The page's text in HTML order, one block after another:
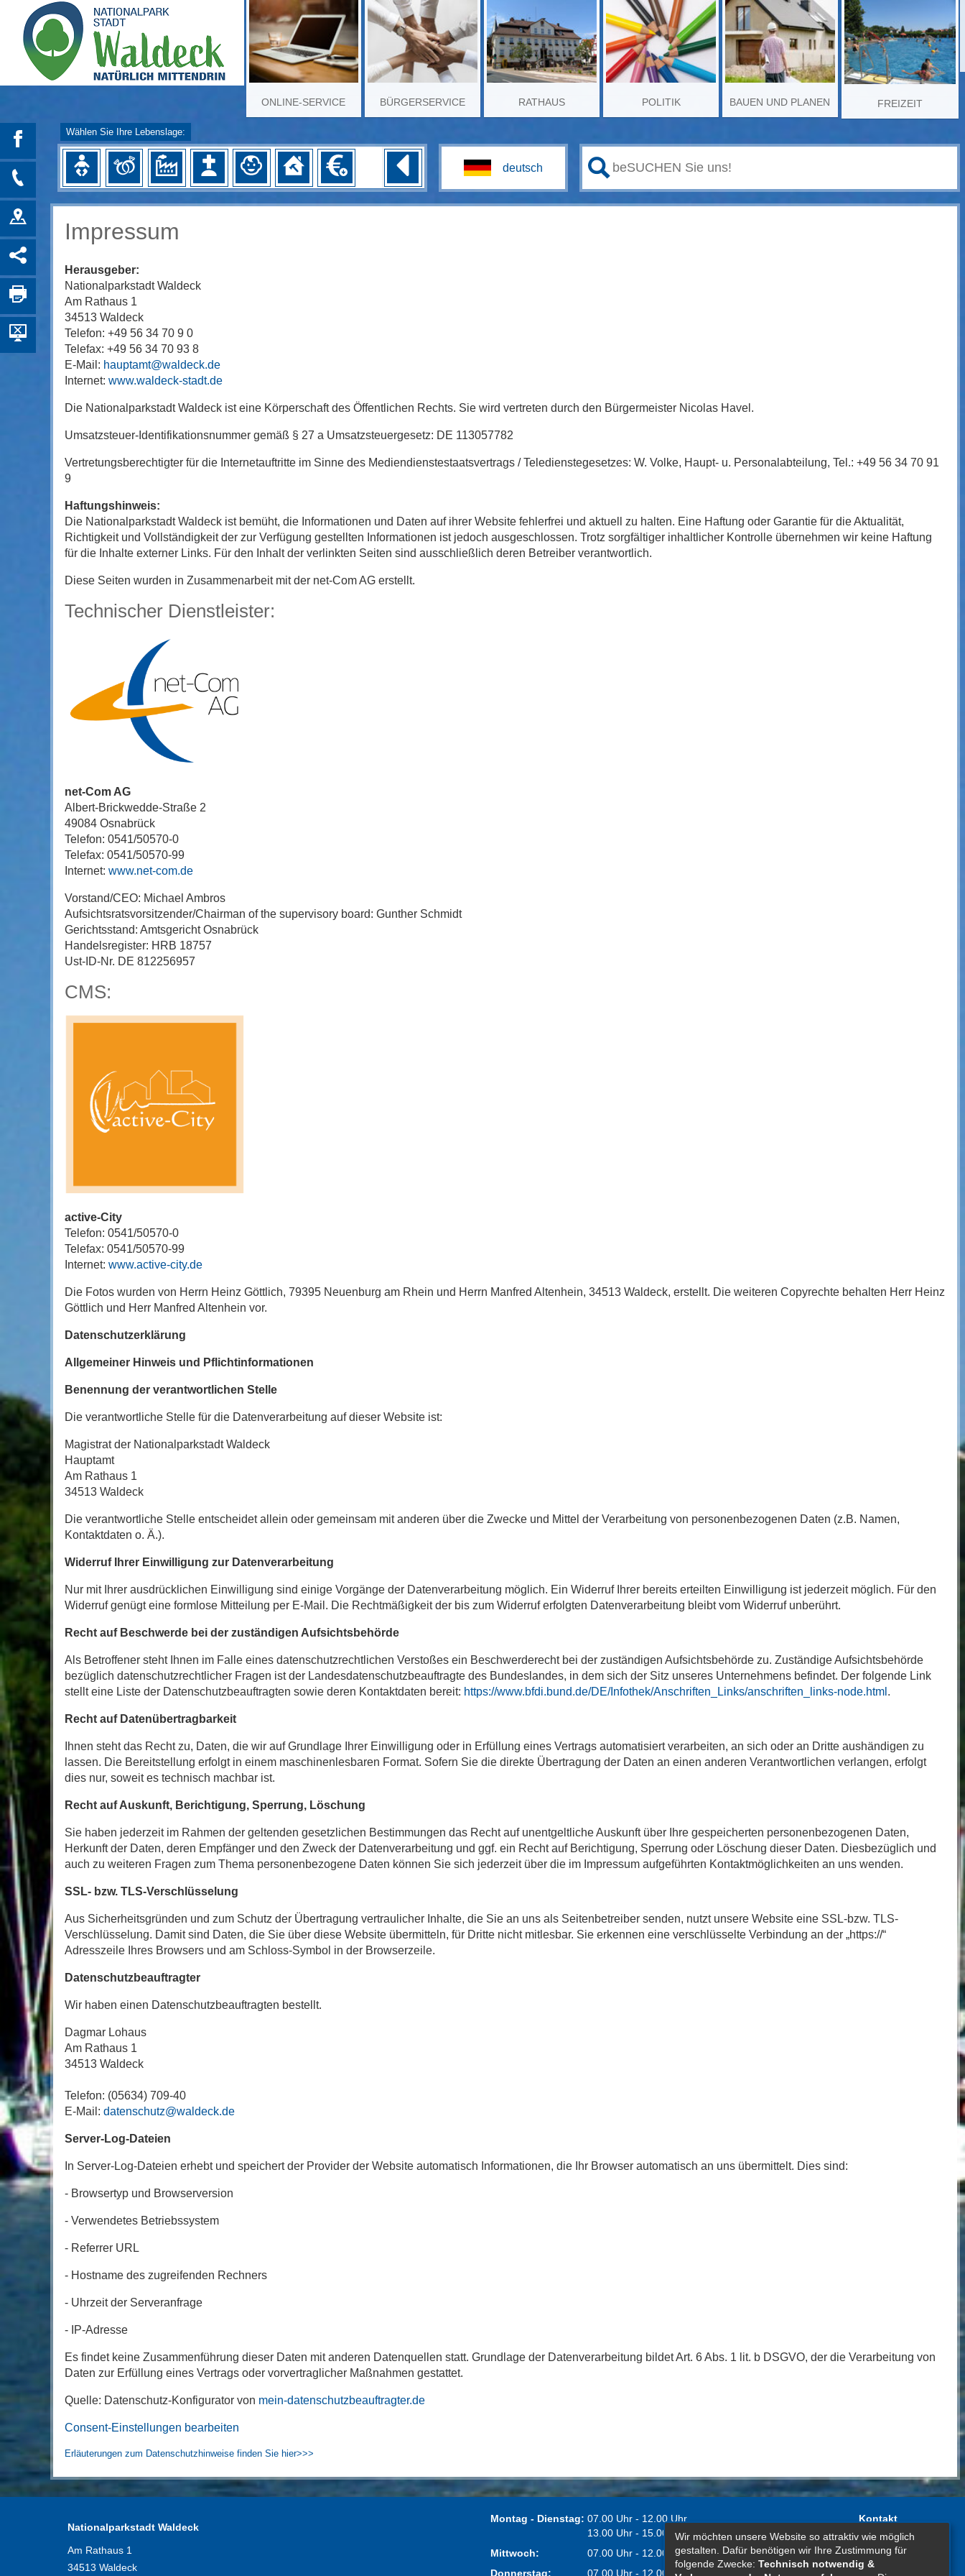
ONLINE-SERVICE BÜRGERSERVICE RATHAUS POLITIK BAUEN UND PLANEN FREIZEIT
Wählen Sie Ihre Lebenslage:
Impressum
Herausgeber:
Nationalparkstadt Waldeck
Am Rathaus 1
34513 Waldeck
Telefon: +49 56 34 70 9 0
Telefax: +49 56 34 70 93 8
E-Mail: hauptamt@waldeck.de
Internet: www.waldeck-stadt.de
Die Nationalparkstadt Waldeck ist eine Körperschaft des Öffentlichen Rechts. Sie wird vertreten durch den Bürgermeister Nicolas Havel.
Umsatzsteuer-Identifikationsnummer gemäß § 27 a Umsatzsteuergesetz: DE 113057782
Vertretungsberechtigter für die Internetauftritte im Sinne des Mediendienstestaatsvertrags / Teledienstegesetzes: W. Volke, Haupt- u. Personalabteilung, Tel.: +49 56 34 70 91
9
Haftungshinweis:
Die Nationalparkstadt Waldeck ist bemüht, die Informationen und Daten auf ihrer Website fehlerfrei und aktuell zu halten. Eine Haftung oder Garantie für die Aktualität,
Richtigkeit und Vollständigkeit der zur Verfügung gestellten Informationen ist jedoch ausgeschlossen. Trotz sorgfältiger inhaltlicher Kontrolle übernehmen wir keine Haftung
für die Inhalte externer Links. Für den Inhalt der verlinkten Seiten sind ausschließlich deren Betreiber verantwortlich.
Diese Seiten wurden in Zusammenarbeit mit der net-Com AG erstellt.
Technischer Dienstleister:
net-Com AG
Albert-Brickwedde-Straße 2
49084 Osnabrück
Telefon: 0541/50570-0
Telefax: 0541/50570-99
Internet: www.net-com.de
Vorstand/CEO: Michael Ambros
Aufsichtsratsvorsitzender/Chairman of the supervisory board: Gunther Schmidt
Gerichtsstand: Amtsgericht Osnabrück
Handelsregister: HRB 18757
Ust-ID-Nr. DE 812256957
CMS:
active-City
Telefon: 0541/50570-0
Telefax: 0541/50570-99
Internet: www.active-city.de
Die Fotos wurden von Herrn Heinz Göttlich, 79395 Neuenburg am Rhein und Herrn Manfred Altenhein, 34513 Waldeck, erstellt. Die weiteren Copyrechte behalten Herr Heinz
Göttlich und Herr Manfred Altenhein vor.
Datenschutzerklärung
Allgemeiner Hinweis und Pflichtinformationen
Benennung der verantwortlichen Stelle
Die verantwortliche Stelle für die Datenverarbeitung auf dieser Website ist:
Magistrat der Nationalparkstadt Waldeck
Hauptamt
Am Rathaus 1
34513 Waldeck
Die verantwortliche Stelle entscheidet allein oder gemeinsam mit anderen über die Zwecke und Mittel der Verarbeitung von personenbezogenen Daten (z.B. Namen,
Kontaktdaten o. Ä.).
Widerruf Ihrer Einwilligung zur Datenverarbeitung
Nur mit Ihrer ausdrücklichen Einwilligung sind einige Vorgänge der Datenverarbeitung möglich. Ein Widerruf Ihrer bereits erteilten Einwilligung ist jederzeit möglich. Für den
Widerruf genügt eine formlose Mitteilung per E-Mail. Die Rechtmäßigkeit der bis zum Widerruf erfolgten Datenverarbeitung bleibt vom Widerruf unberührt.
Recht auf Beschwerde bei der zuständigen Aufsichtsbehörde
Als Betroffener steht Ihnen im Falle eines datenschutzrechtlichen Verstoßes ein Beschwerderecht bei der zuständigen Aufsichtsbehörde zu. Zuständige Aufsichtsbehörde
bezüglich datenschutzrechtlicher Fragen ist der Landesdatenschutzbeauftragte des Bundeslandes, in dem sich der Sitz unseres Unternehmens befindet. Der folgende Link
stellt eine Liste der Datenschutzbeauftragten sowie deren Kontaktdaten bereit: https://www.bfdi.bund.de/DE/Infothek/Anschriften_Links/anschriften_links-node.html .
Recht auf Datenübertragbarkeit
Ihnen steht das Recht zu, Daten, die wir auf Grundlage Ihrer Einwilligung oder in Erfüllung eines Vertrags automatisiert verarbeiten, an sich oder an Dritte aushändigen zu
lassen. Die Bereitstellung erfolgt in einem maschinenlesbaren Format. Sofern Sie die direkte Übertragung der Daten an einen anderen Verantwortlichen verlangen, erfolgt
dies nur, soweit es technisch machbar ist.
Recht auf Auskunft, Berichtigung, Sperrung, Löschung
Sie haben jederzeit im Rahmen der geltenden gesetzlichen Bestimmungen das Recht auf unentgeltliche Auskunft über Ihre gespeicherten personenbezogenen Daten,
Herkunft der Daten, deren Empfänger und den Zweck der Datenverarbeitung und ggf. ein Recht auf Berichtigung, Sperrung oder Löschung dieser Daten. Diesbezüglich und
auch zu weiteren Fragen zum Thema personenbezogene Daten können Sie sich jederzeit über die im Impressum aufgeführten Kontaktmöglichkeiten an uns wenden.
SSL- bzw. TLS-Verschlüsselung
Aus Sicherheitsgründen und zum Schutz der Übertragung vertraulicher Inhalte, die Sie an uns als Seitenbetreiber senden, nutzt unsere Website eine SSL-bzw. TLS-
Verschlüsselung. Damit sind Daten, die Sie über diese Website übermitteln, für Dritte nicht mitlesbar. Sie erkennen eine verschlüsselte Verbindung an der „https://“
Adresszeile Ihres Browsers und am Schloss-Symbol in der Browserzeile.
Datenschutzbeauftragter
Wir haben einen Datenschutzbeauftragten bestellt.
Dagmar Lohaus
Am Rathaus 1
34513 Waldeck
Telefon: (05634) 709-40
E-Mail: datenschutz@waldeck.de
Server-Log-Dateien
In Server-Log-Dateien erhebt und speichert der Provider der Website automatisch Informationen, die Ihr Browser automatisch an uns übermittelt. Dies sind:
- Browsertyp und Browserversion
- Verwendetes Betriebssystem
- Referrer URL
- Hostname des zugreifenden Rechners
- Uhrzeit der Serveranfrage
- IP-Adresse
Es findet keine Zusammenführung dieser Daten mit anderen Datenquellen statt. Grundlage der Datenverarbeitung bildet Art. 6 Abs. 1 lit. b DSGVO, der die Verarbeitung von
Daten zur Erfüllung eines Vertrags oder vorvertraglicher Maßnahmen gestattet.
Quelle: Datenschutz-Konfigurator von mein-datenschutzbeauftragter.de
Consent-Einstellungen bearbeiten
Erläuterungen zum Datenschutzhinweise finden Sie hier>>>
Nationalparkstadt Waldeck
Am Rathaus 1
34513 Waldeck
Montag - Dienstag: 07.00 Uhr - 12.00 Uhr
13.00 Uhr - 15.00 Uhr
Mittwoch:
07.00 Uhr - 12.00 Uhr
Donnerstag:
07.00 Uhr - 12.00 Uhr
Kontakt
Impressum
Erklärung zur
Barrierefreiheit
Wir möchten unsere Website so attraktiv wie möglich
gestalten. Dafür benötigen wir Ihre Zustimmung für
folgende Zwecke: Technisch notwendig &